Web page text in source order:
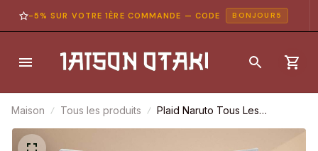
-5% SUR VOTRE 1ÈRE COMMANDE — CODE BONJOUR5
Maison Tous les produits
Plaid Naruto Tous Les
Personnages 1003 Couverture